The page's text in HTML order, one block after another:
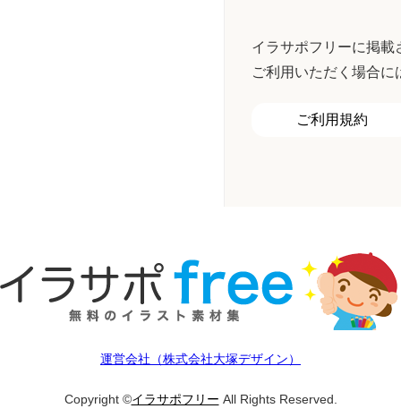
イラサポフリーに掲
ご利用いただく場合に
ご利用規約
運営会社（株式会社大塚デザイン）
Copyright ©イラサポフリー All Rights Reserved.